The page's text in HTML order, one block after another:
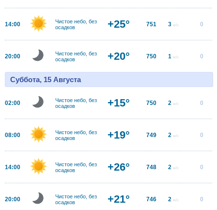
14:00
Чистое небо, без
осадков
+25° 751 3 м/с 0
20:00
Чистое небо, без
осадков
+20° 750 1 м/с 0
Суббота, 15 Августа
02:00
Чистое небо, без
осадков
+15° 750 2 м/с 0
08:00
Чистое небо, без
осадков
+19° 749 2 м/с 0
14:00
Чистое небо, без
осадков
+26° 748 2 м/с 0
20:00
Чистое небо, без
осадков
+21° 746 2 м/с 0